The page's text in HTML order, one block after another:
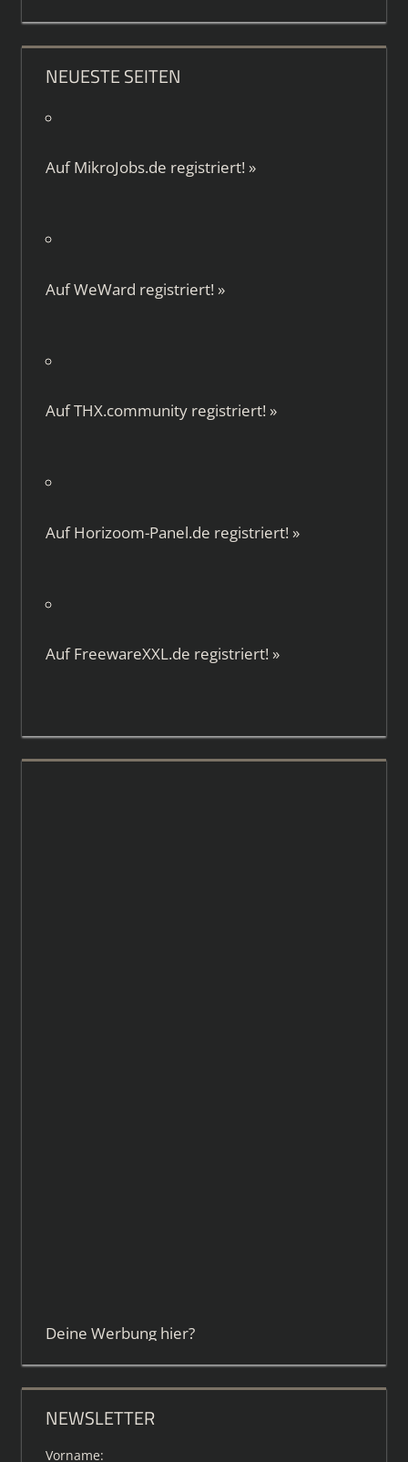
NEUESTE SEITEN
AufMikroJobs.de registriert! »
AufWeWard registriert! »
AufTHX.communityregistriert! »
AufHorizoom-Panel.de registriert! »
AufFreewareXXL.de registriert! »
Deine Werbung hier?
NEWSLETTER
Vorname: